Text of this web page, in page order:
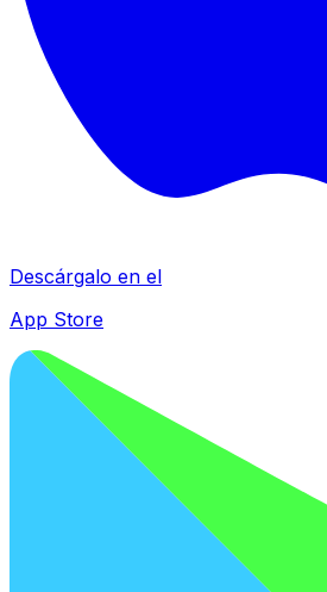
Descárgalo en el
App Store